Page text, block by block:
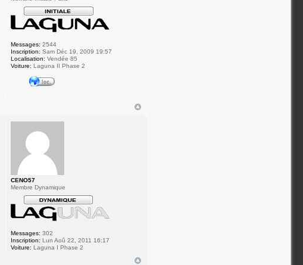
Messages: 2544
Inscription: Sam Déc 19, 2009 19:57
Localisation: Vendée 85
Voiture: Laguna II Phase 2
CENO57
Membre Dynamique
Messages: 302
Inscription: Lun Aoû 22, 2011 16:17
Voiture: Laguna I Phase 2